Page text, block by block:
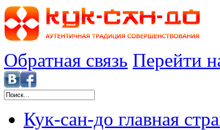
Обратная связь Перейти
Кук-сан-до главная